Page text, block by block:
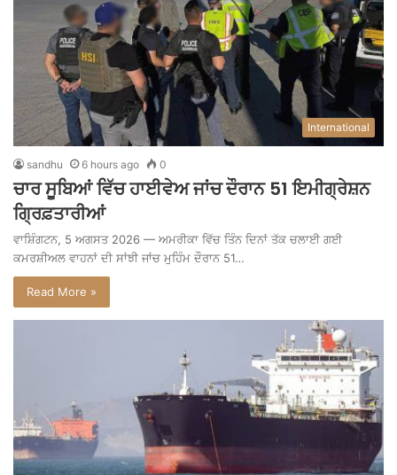
International
sandhu 6 hours ago 0
ਚਾਰ ਸੂਬਿਆਂ ਵਿੱਚ ਹਾਈਵੇਅ ਜਾਂਚ ਦੌਰਾਨ 51 ਇਮੀਗ੍ਰੇਸ਼ਨ
ਗ੍ਰਿਫ਼ਤਾਰੀਆਂ
ਵਾਸ਼ਿੰਗਟਨ, 5 ਅਗਸਤ 2026 — ਅਮਰੀਕਾ ਵਿੱਚ ਤਿੰਨ ਦਿਨਾਂ ਤੱਕ ਚਲਾਈ ਗਈ
ਕਮਰਸ਼ੀਅਲ ਵਾਹਨਾਂ ਦੀ ਸਾਂਝੀ ਜਾਂਚ ਮੁਹਿੰਮ ਦੌਰਾਨ 51…
Read More »